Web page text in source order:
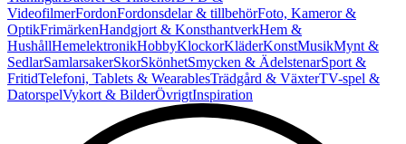
VideofilmerFordonFordonsdelar & tillbehörFoto, Kameror &
OptikFrimärkenHandgjort & KonsthantverkHem &
HushållHemelektronikHobbyKlockorKläderKonstMusikMynt &
SedlarSamlarsakerSkorSkönhetSmycken & ÄdelstenarSport &
FritidTelefoni, Tablets & WearablesTrädgård & VäxterTV-spel &
DatorspelVykort & BilderÖvrigtInspiration